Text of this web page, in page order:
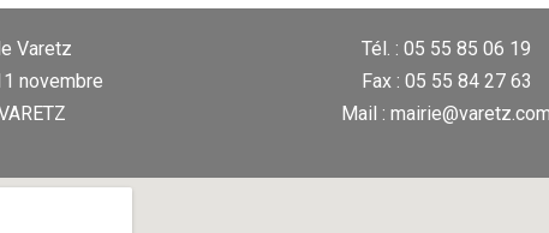
Varetz
novembre
Tél. : 05 55 85 06 19
Fax : 05 55 84 27 63
Mail : mairie@varetz.com